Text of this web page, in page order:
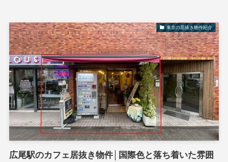
東京の居抜き物件紹介
広尾駅のカフェ居抜き物件│国際色と落ち着いた雰囲